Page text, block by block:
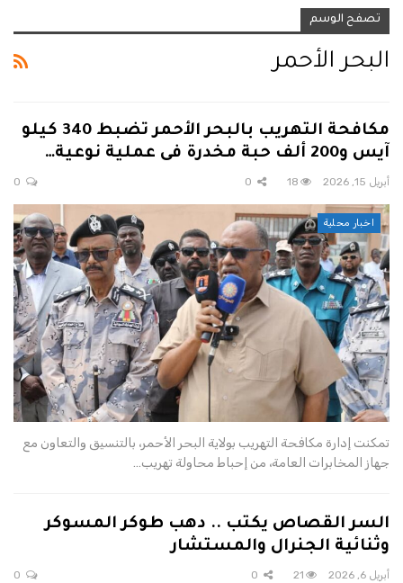
تصفح الوسم
البحر الأحمر
مكافحة التهريب بالبحر الأحمر تضبط 340 كيلو
آيس و200 ألف حبة مخدرة فى عملية نوعية…
أبريل 15, 2026 18
اخبار محلية
تمكنت إدارة مكافحة التهريب بولاية البحر الأحمر، بالتنسيق والتعاون مع
جهاز المخابرات العامة، من إحباط محاولة تهريب…
السر القصاص يكتب .. دهب طوكر المسوكر
وثنائية الجنرال والمستشار
أبريل 6, 2026 21